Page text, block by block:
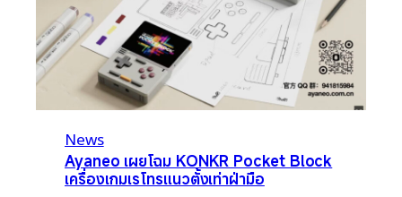
News
Ayaneo เผยโฉม KONKR Pocket Block
เครื่องเกมเรโทรแนวตั้งเท่าฝ่ามือ